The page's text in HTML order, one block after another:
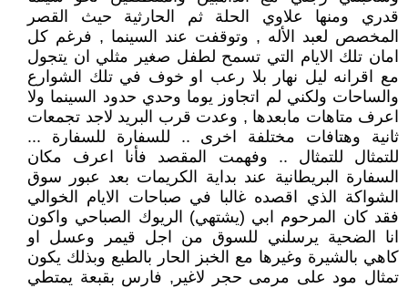
قدري ومنها علاوي الحلة ثم الحارثية حيث القصر
المخصص لعبد الأله , وتوقفت عند السينما , فرغم كل
امان تلك الايام التي تسمح لطفل صغير مثلي ان يتجول
مع اقرانه ليل نهار بلا رعب او خوف في تلك الشوارع
والساحات ولكني لم اتجاوز يوما وحدي حدود السينما ولا
اعرف متاهات مابعدها , وعدت قرب البريد لاجد تجمعات
ثانية وهتافات مختلفة اخرى .. للسفارة للسفارة ...
للتمثال للتمثال .. وفهمت المقصد فأنا اعرف مكان
السفارة البريطانية عند بداية الكريمات بعد عبور سوق
الشواكة الذي اقصده غالبا في صباحات الايام الخوالي
فقد كان المرحوم ابي (يشتهي) الريوك الصباحي واكون
انا الضحية يرسلني للسوق من اجل قيمر وعسل او
كاهي بالشيرة وغيرها مع الخبز الحار بالطبع وبذلك يكون
تمثال مود على مرمى حجر لاغير, فارس بقبعة يمتطي